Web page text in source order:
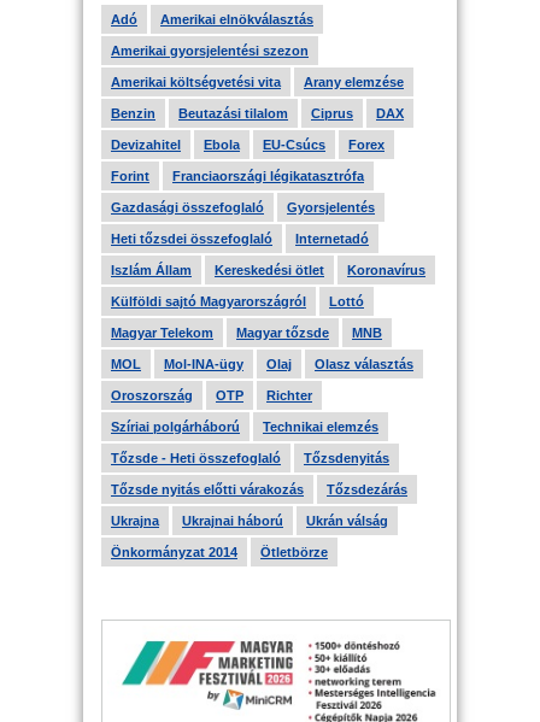
Adó Amerikai elnökválasztás
Amerikai gyorsjelentési szezon
Amerikai költségvetési vita Arany elemzése
Benzin Beutazási tilalom Ciprus DAX
Devizahitel Ebola EU-Csúcs Forex
Forint Franciaországi légikatasztrófa
Gazdasági összefoglaló Gyorsjelentés
Heti tőzsdei összefoglaló Internetadó
Iszlám Állam Kereskedési ötlet Koronavírus
Külföldi sajtó Magyarországról Lottó
Magyar Telekom Magyar tőzsde MNB
MOL Mol-INA-ügy Olaj Olasz választás
Oroszország OTP Richter
Szíriai polgárháború Technikai elemzés
Tőzsde - Heti összefoglaló Tőzsdenyitás
Tőzsde nyitás előtti várakozás Tőzsdezárás
Ukrajna Ukrajnai háború Ukrán válság
Önkormányzat 2014 Ötletbörze